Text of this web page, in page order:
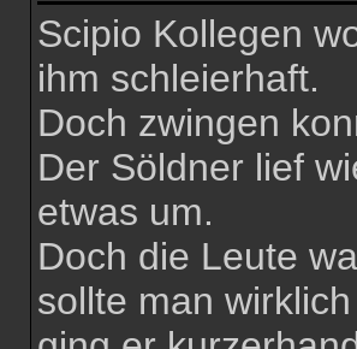
Scipio Kollegen
ihm schleierhaft.
Doch zwingen
Der Söldner lief
etwas um.
Doch die Leute
sollte man